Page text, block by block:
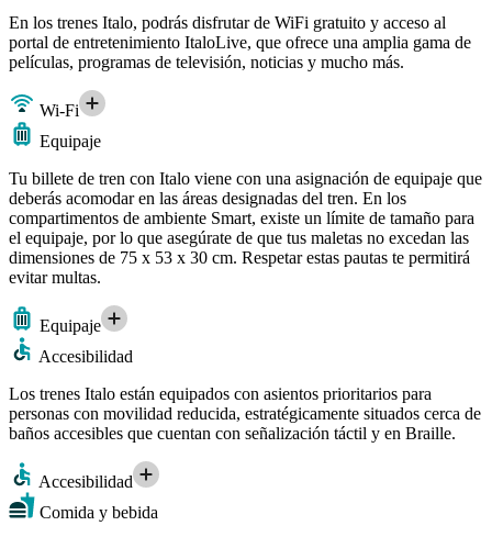
En los trenes Italo, podrás disfrutar de WiFi gratuito y acceso al
portal de entretenimiento ItaloLive, que ofrece una amplia gama de
películas, programas de televisión, noticias y mucho más.
Wi-Fi
Equipaje
Tu billete de tren con Italo viene con una asignación de equipaje que
deberás acomodar en las áreas designadas del tren. En los
compartimentos de ambiente Smart, existe un límite de tamaño para
el equipaje, por lo que asegúrate de que tus maletas no excedan las
dimensiones de 75 x 53 x 30 cm. Respetar estas pautas te permitirá
evitar multas.
Equipaje
Accesibilidad
Los trenes Italo están equipados con asientos prioritarios para
personas con movilidad reducida, estratégicamente situados cerca de
baños accesibles que cuentan con señalización táctil y en Braille.
Accesibilidad
Comida y bebida